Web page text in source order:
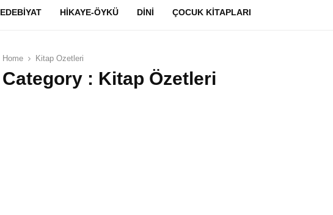
EDEBIYAT HIKAYE-ÖYKÜ DINI ÇOCUK KITAPLARI
Home Kitap Özetleri
Category : Kitap Özetleri